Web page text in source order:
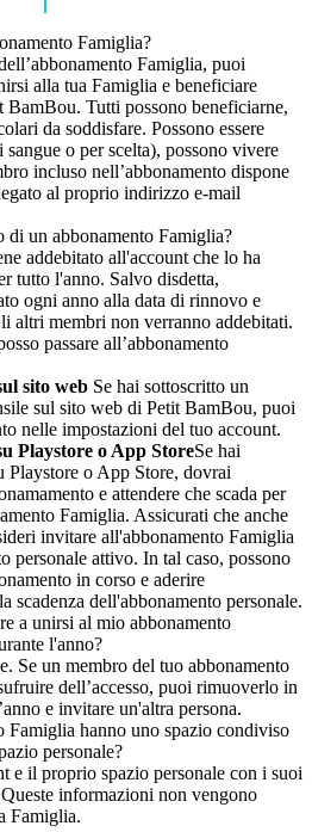
Famiglia?
Famiglia, puoi
alla tua Famiglia e beneficiare
BamBou. Tutti possono beneficiarne,
da soddisfare. Possono essere
o per scelta), possono vivere
incluso nell’abbonamento dispone
al proprio indirizzo e-mail
di un abbonamento Famiglia?
addebitato all'account che lo ha
tutto l'anno. Salvo disdetta,
ogni anno alla data di rinnovo e
altri membri non verranno addebitati.
passare all’abbonamento
sito web Se hai sottoscritto un
sul sito web di Petit BamBou, puoi
nelle impostazioni del tuo account.
Playstore o App StoreSe hai
Playstore o App Store, dovrai
e attendere che scada per
Famiglia. Assicurati che anche
invitare all'abbonamento Famiglia
personale attivo. In tal caso, possono
in corso e aderire
scadenza dell'abbonamento personale.
a unirsi al mio abbonamento
l'anno?
Se un membro del tuo abbonamento
dell’accesso, puoi rimuoverlo in
e invitare un'altra persona.
Famiglia hanno uno spazio condiviso
personale?
e il proprio spazio personale con i suoi
informazioni non vengono
Famiglia.